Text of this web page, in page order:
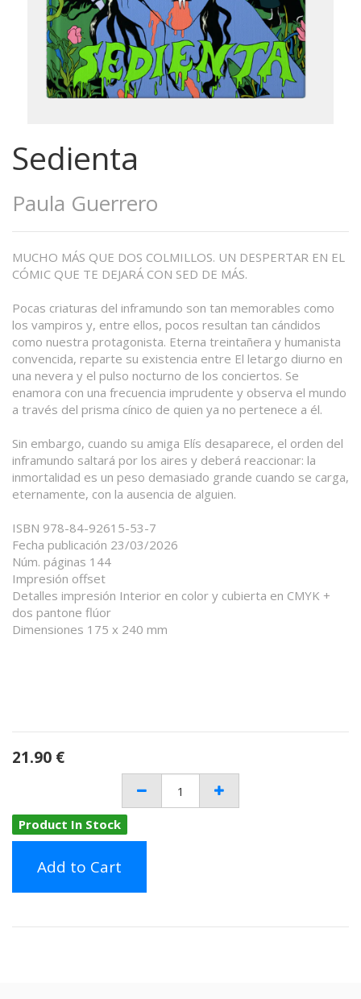
Sedienta
Paula Guerrero
MUCHO MÁS QUE DOS COLMILLOS. UN DESPERTAR EN EL
CÓMIC QUE TE DEJARÁ CON SED DE MÁS.
Pocas criaturas del inframundo son tan memorables como
los vampiros y, entre ellos, pocos resultan tan cándidos
como nuestra protagonista. Eterna treintañera y humanista
convencida, reparte su existencia entre El letargo diurno en
una nevera y el pulso nocturno de los conciertos. Se
enamora con una frecuencia imprudente y observa el mundo
a través del prisma cínico de quien ya no pertenece a él.
Sin embargo, cuando su amiga Elís desaparece, el orden del
inframundo saltará por los aires y deberá reaccionar: la
inmortalidad es un peso demasiado grande cuando se carga,
eternamente, con la ausencia de alguien.
ISBN 978-84-92615-53-7
Fecha publicación 23/03/2026
Núm. páginas 144
Impresión offset
Detalles impresión Interior en color y cubierta en CMYK +
dos pantone flúor
Dimensiones 175 x 240 mm
21.90 €
Product In Stock
Add to Cart